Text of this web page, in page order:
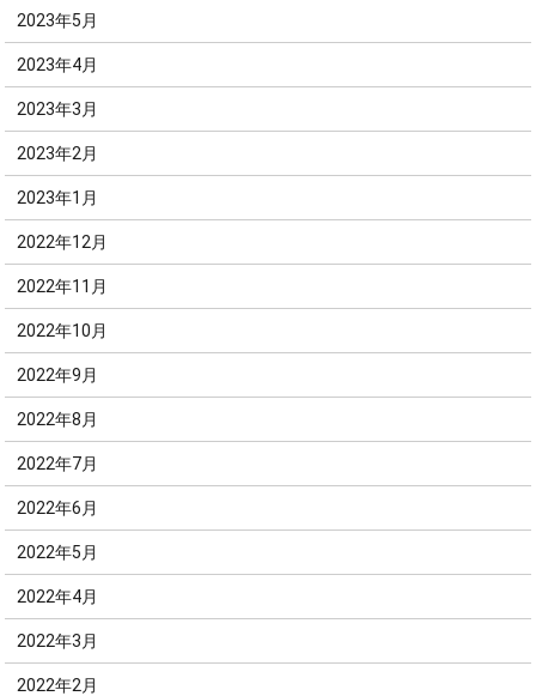
2023年5月
2023年4月
2023年3月
2023年2月
2023年1月
2022年12月
2022年11月
2022年10月
2022年9月
2022年8月
2022年7月
2022年6月
2022年5月
2022年4月
2022年3月
2022年2月